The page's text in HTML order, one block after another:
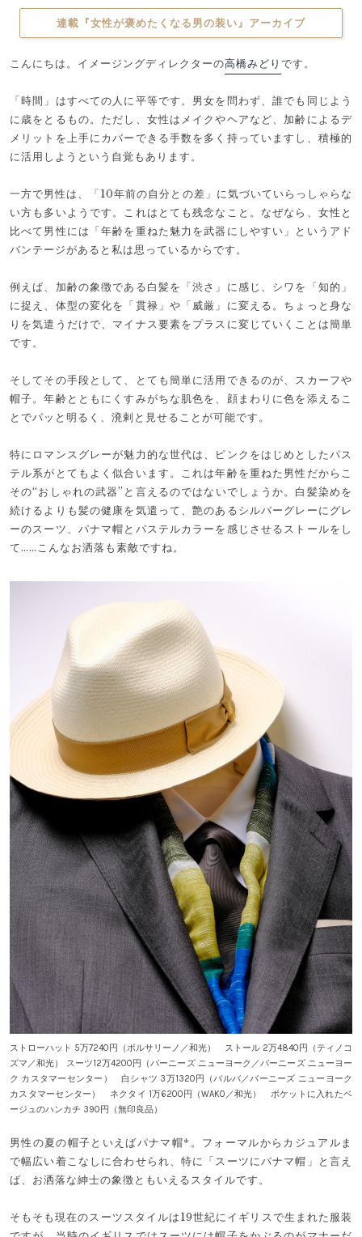
連載『女性が褒めたくなる男の装い』アーカイブ
こんにちは。イメージングディレクターの高橋みどり です。
「時間」はすべての人に平等です。男女を問わず、誰でも同じよう
に歳をとるもの。ただし、女性はメイクやヘアなど、加齢によるデ
メリットを上手にカバーできる手数を多く持っていますし、積極的
に活用しようという自覚もあります。
一方で男性は、「10年前の自分との差」に気づいていらっしゃらな
い方も多いようです。これはとても残念なこと。なぜなら、女性と
比べて男性には「年齢を重ねた魅力を武器にしやすい」というアド
バンテージがあると私は思っているからです。
例えば、加齢の象徴である白髪を「渋さ」に感じ、シワを「知的」
に捉え、体型の変化を「貫禄」や「威厳」に変える。ちょっと身な
りを気遣うだけで、マイナス要素をプラスに変じていくことは簡単
です。
そしてその手段として、とても簡単に活用できるのが、スカーフや
帽子。年齢とともにくすみがちな肌色を、顔まわりに色を添えるこ
とでパッと明るく、溌剌と見せることが可能です。
特にロマンスグレーが魅力的な世代は、ピンクをはじめとしたパス
テル系がとてもよく似合います。これは年齢を重ねた男性だからこ
その“おしゃれの武器”と言えるのではないでしょうか。白髪染めを
続けるよりも髪の健康を気遣って、艶のあるシルバーグレーにグレ
ーのスーツ、パナマ帽とパステルカラーを感じさせるストールをし
て……こんなお洒落も素敵ですね。
ストローハット 5万7240円（ボルサリーノ／和光） ストール 2万4840円（ティノコ
ズマ／和光） スーツ12万4200円（バーニーズ ニューヨーク／バーニーズ ニューヨー
ク カスタマーセンター） 白シャツ 3万1320円（バルバ／バーニーズ ニューヨーク
カスタマーセンター） ネクタイ 1万6200円（WAKO／和光） ポケットに入れたベ
ージュのハンカチ 390円（無印良品）
男性の夏の帽子といえばパナマ帽*。フォーマルからカジュアルま
で幅広い着こなしに合わせられ、特に「スーツにパナマ帽」と言え
ば、お洒落な紳士の象徴ともいえるスタイルです。
そもそも現在のスーツスタイルは19世紀にイギリスで生まれた服装